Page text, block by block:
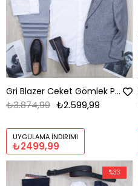
Gri Blazer Ceket Gömlek Pantolon Ayakkabı Kombin
₺2.599,99
₺3.874,99
UYGULAMA İNDIRIMI
₺2499,99
%33